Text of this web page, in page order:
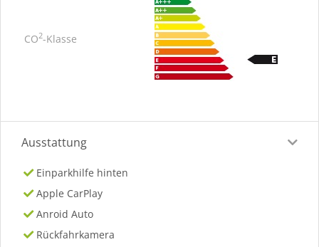
CO2-Klasse
Ausstattung
Einparkhilfe hinten
Apple CarPlay
Anroid Auto
Rückfahrkamera